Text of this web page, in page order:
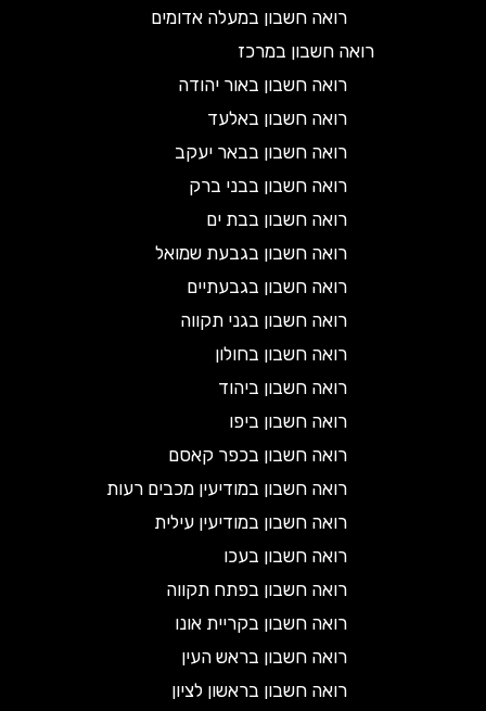
רואה חשבון במעלה אדומים
רואה חשבון במרכז
רואה חשבון באור יהודה
רואה חשבון באלעד
רואה חשבון בבאר יעקב
רואה חשבון בבני ברק
רואה חשבון בבת ים
רואה חשבון בגבעת שמואל
רואה חשבון בגבעתיים
רואה חשבון בגני תקווה
רואה חשבון בחולון
רואה חשבון ביהוד
רואה חשבון ביפו
רואה חשבון בכפר קאסם
רואה חשבון במודיעין מכבים רעות
רואה חשבון במודיעין עילית
רואה חשבון בעכו
רואה חשבון בפתח תקווה
רואה חשבון בקריית אונו
רואה חשבון בראש העין
רואה חשבון בראשון לציון